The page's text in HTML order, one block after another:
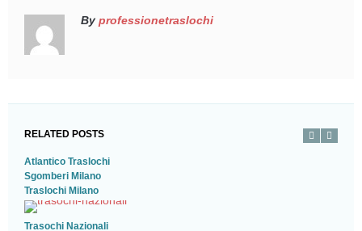
By professionetraslochi
RELATED POSTS
Atlantico Traslochi
Sgomberi Milano
Traslochi Milano
Trasochi Nazionali